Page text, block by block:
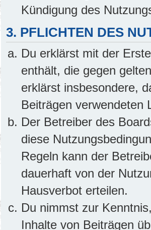
Kündigung des
3. PFLICHTEN DES
Du erklärst mit der
enthält, die gegen
erklärst insbesondere,
Beiträgen verwendeten
Der Betreiber des
diese
Regeln kann der
dauerhaft von der
Hausverbot erteilen.
Du nimmst zur
Inhalte von Beiträgen